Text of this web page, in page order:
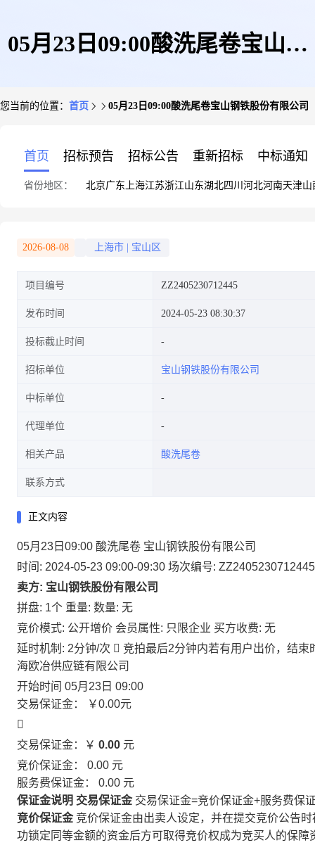
05月23日09:00酸洗尾卷宝山钢
您当前的位置： 首页 05月23日09:00酸洗尾卷宝山钢铁股份有限公司
首页 招标预告 招标公告 重新招标 中标通知
省份地区： 北京广东 上海江苏浙江山东湖北四川 河北河南天津山
2026-08-08 上海市 宝山区
项目编号 ZZ2405230712445
发布时间 2024-05-23 08:30:37
投标截止时间
招标单位 宝山钢铁股份有限公司
中标单位
代理单位
相关产品 酸洗尾卷
联系方式
正文内容
05月23日09:00 酸洗尾卷 宝山钢铁股份有限公司
时间: 2024-05-23 09:00-09:30 场次编号: ZZ2405230712445
卖方: 宝山钢铁股份有限公司
拼盘: 1个 重量: 数量: 无
竞价模式: 公开增价 会员属性: 只限企业 买方收费: 无
延时机制: 2分钟/次  竞拍最后2分钟内若有用户出价，结
海欧冶供应链有限公司
开始时间 05月23日 09:00
交易保证金：
￥0.00元

交易保证金：￥ 0.00 元
竞价保证金： 0.00 元
服务费保证金： 0.00 元
保证金说明 交易保证金 交易保证金=竞价保证金+服务费保
竞价保证金 竞价保证金由出卖人设定，并在提交竞价公告
功锁定同等金额的资金后方可取得竞价权成为竞买人的保障